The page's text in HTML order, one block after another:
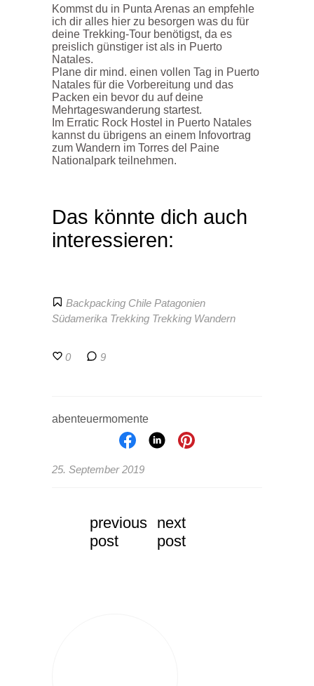
Kommst du in Punta Arenas an empfehle
ich dir alles hier zu besorgen was du für
deine Trekking-Tour benötigst, da es
preislich günstiger ist als in Puerto
Natales.
Plane dir mind. einen vollen Tag in Puerto
Natales für die Vorbereitung und das
Packen ein bevor du auf deine
Mehrtageswanderung startest.
Im Erratic Rock Hostel in Puerto Natales
kannst du übrigens an einem Infovortrag
zum Wandern im Torres del Paine
Nationalpark teilnehmen.
Das könnte dich auch
interessieren:
Backpacking Chile Patagonien
Südamerika Trekking Trekking Wandern
0 9
abenteuermomente
25. September 2019
previous
post
next
post